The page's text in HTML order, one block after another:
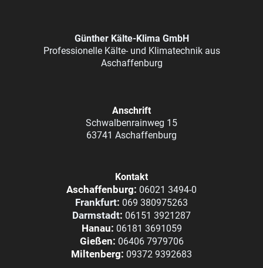
Günther Kälte-Klima GmbH
Professionelle Kälte- und Klimatechnik aus
Aschaffenburg
Anschrift
Schwalbenrainweg 15
63741 Aschaffenburg
Kontakt
Aschaffenburg: 06021 3494-0
Frankfurt: 069 380975263
Darmstadt: 06151 3921287
Hanau: 06181 3691059
Gießen: 06406 7979706
Miltenberg: 09372 9392683